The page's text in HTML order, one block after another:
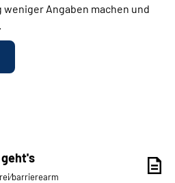
Angaben machen und